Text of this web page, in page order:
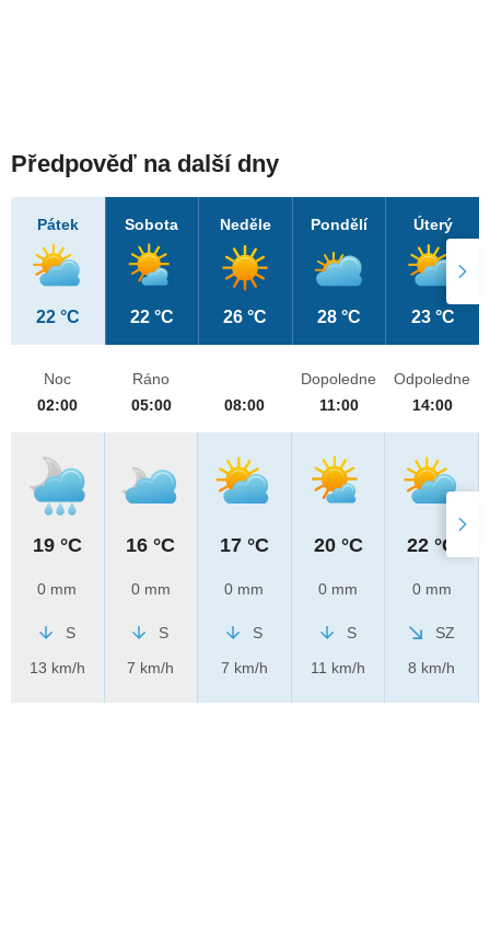
Předpověď na další dny
Pátek
22 °C
Sobota
22 °C
Neděle
26 °C
Pondělí
28 °C
Úterý
23 °C
Noc
02:00
19 °C
0 mm
S
13 km/h
Ráno
05:00
16 °C
0 mm
S
7 km/h
08:00
17 °C
0 mm
S
7 km/h
Dopoledne
11:00
20 °C
0 mm
S
11 km/h
Odpoledne
14:00
22 °C
0 mm
SZ
8 km/h